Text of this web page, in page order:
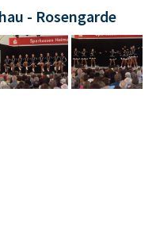
- Rosengarde